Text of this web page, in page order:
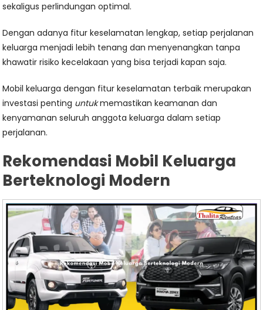
sekaligus perlindungan optimal.
Dengan adanya fitur keselamatan lengkap, setiap perjalanan
keluarga menjadi lebih tenang dan menyenangkan tanpa
khawatir risiko kecelakaan yang bisa terjadi kapan saja.
Mobil keluarga dengan fitur keselamatan terbaik merupakan
investasi penting untukmemastikan keamanan dan
kenyamanan seluruh anggota keluarga dalam setiap
perjalanan.
Rekomendasi Mobil Keluarga
Berteknologi Modern